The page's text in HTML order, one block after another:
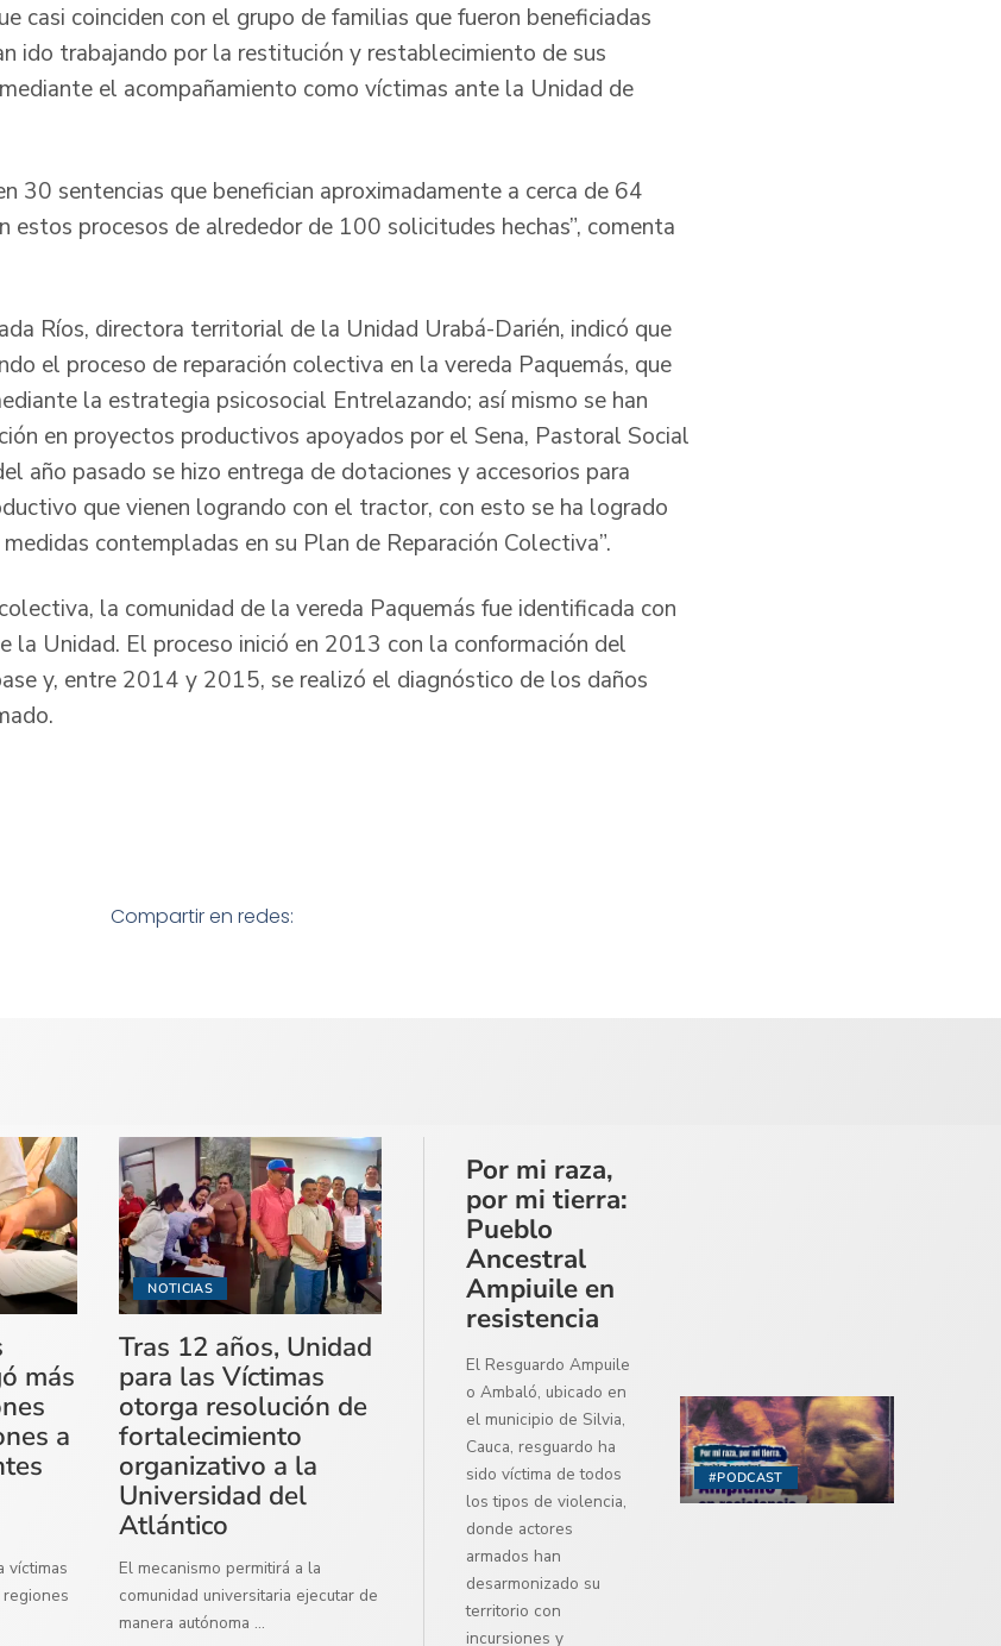
casi coinciden con el grupo de familias que fueron beneficiadas
ido trabajando por la restitución y restablecimiento de sus
el acompañamiento como víctimas ante la Unidad de
30 sentencias que benefician aproximadamente a cerca de 64
estos procesos de alrededor de 100 solicitudes hechas”, comenta
Ríos, directora territorial de la Unidad Urabá-Darién, indicó que
el proceso de reparación colectiva en la vereda Paquemás, que
la estrategia psicosocial Entrelazando; así mismo se han
en proyectos productivos apoyados por el Sena, Pastoral Social
año pasado se hizo entrega de dotaciones y accesorios para
que vienen logrando con el tractor, con esto se ha logrado
contempladas en su Plan de Reparación Colectiva”.
la comunidad de la vereda Paquemás fue identificada con
la Unidad. El proceso inició en 2013 con la conformación del
y, entre 2014 y 2015, se realizó el diagnóstico de los daños
Compartir en redes:
más
a
víctimas
NOTICIAS
Tras 12 años, Unidad
para las Víctimas
otorga resolución de
fortalecimiento
organizativo a la
Universidad del
Atlántico
El mecanismo permitirá a la
comunidad universitaria ejecutar de
manera autónoma ...
#PODCAST
Por mi raza,
por mi tierra:
Pueblo
Ancestral
Ampiuile en
resistencia
El Resguardo Ampuile
o Ambaló, ubicado en
el municipio de Silvia,
Cauca, resguardo ha
sido víctima de todos
los tipos de violencia,
donde actores
armados han
desarmonizado su
territorio con
incursiones y